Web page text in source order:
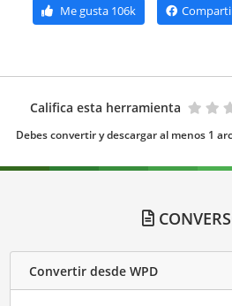
Me gusta106k
Califica esta herramienta
Debes convertir y descargar al menos 1
Convertir desde WPD